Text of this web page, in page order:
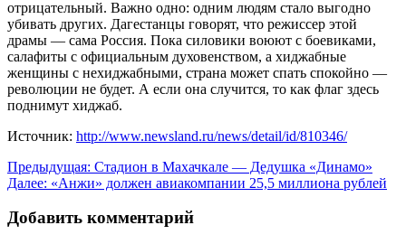
отрицательный. Важно одно: одним людям стало выгодно
убивать других. Дагестанцы говорят, что режиссер этой
драмы — сама Россия. Пока силовики воюют с боевиками,
салафиты с официальным духовенством, а хиджабные
женщины с нехиджабными, страна может спать спокойно —
революции не будет. А если она случится, то как флаг здесь
поднимут хиджаб.
Источник: http://www.newsland.ru/news/detail/id/810346/
Навигация
по
записям
Предыдущая: Стадион в Махачкале — Дедушка «Динамо»
Далее: «Анжи» должен авиакомпании 25,5 миллиона рублей
Добавить комментарий